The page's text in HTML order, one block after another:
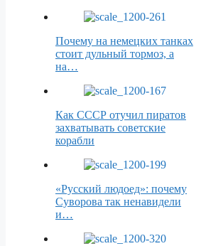
Почему на немецких танках
стоит дульный тормоз, а
на…
Как СССР отучил пиратов
захватывать советские
корабли
«Русский людоед»: почему
Суворова так ненавидели
и…